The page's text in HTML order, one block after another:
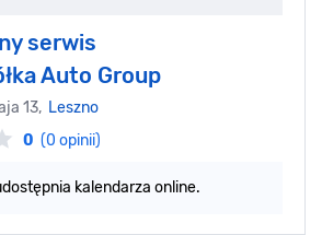
serwis
Auto Group
13, Leszno
0 (0 opinii)
kalendarza online.